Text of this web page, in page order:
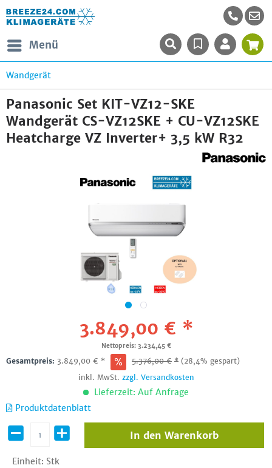
Menü
Wandgerät
Panasonic Set KIT-VZ12-SKE
Wandgerät CS-VZ12SKE + CU-VZ12SKE
Heatcharge VZ Inverter+ 3,5 kW R32
3.849,00 € *
Nettopreis: 3.234,45 €
Gesamtpreis: 3.849,00 € * 5.376,00€ * (28,4% gespart)
inkl. MwSt. zzgl. Versandkosten
Lieferzeit: Auf Anfrage
Produktdatenblatt
Einheit: Stk
In den Warenkorb